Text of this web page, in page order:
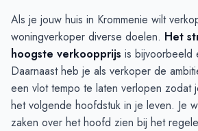
Als je jouw huis in Krommenie wilt
woningverkoper diverse doelen. Het
hoogste verkoopprijs is bijvoorbeeld
Daarnaast heb je als verkoper de
een vlot tempo te laten verlopen zodat
het volgende hoofdstuk in je leven. Je
zaken over het hoofd zien bij het